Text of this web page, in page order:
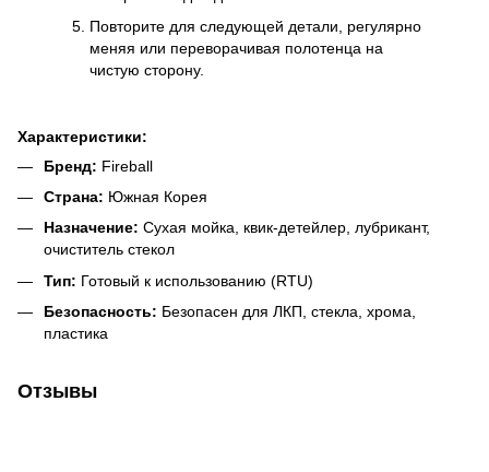
Повторите для следующей детали, регулярно
меняя или переворачивая полотенца на
чистую сторону.
Характеристики:
Бренд: Fireball
Страна: Южная Корея
Назначение: Сухая мойка, квик-детейлер, лубрикант,
очиститель стекол
Тип: Готовый к использованию (RTU)
Безопасность: Безопасен для ЛКП, стекла, хрома,
пластика
Отзывы